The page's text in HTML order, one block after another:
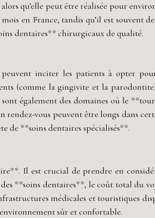
qu’elle peut être réalisée pour
en France, tandis qu’il est souvent
dentaires** chirurgicaux de qualité.
peuvent inciter les patients à opter
(comme la gingivite et la
également des domaines où le
vous peuvent être longs dans
de **soins dentaires spécialisés**.
Il est crucial de prendre en
**soins dentaires**, le coût total du
médicales et touristiques
sûr et confortable.